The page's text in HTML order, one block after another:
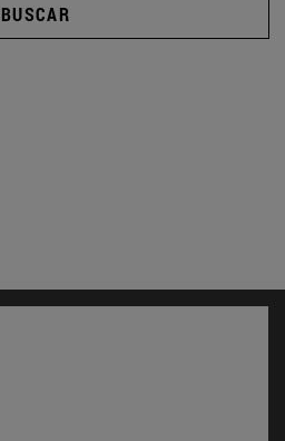
BUSCAR